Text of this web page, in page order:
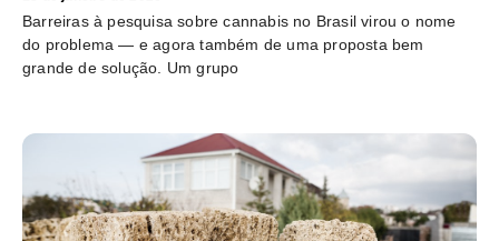
Barreiras à pesquisa sobre cannabis no Brasil virou o nome
do problema — e agora também de uma proposta bem
grande de solução. Um grupo